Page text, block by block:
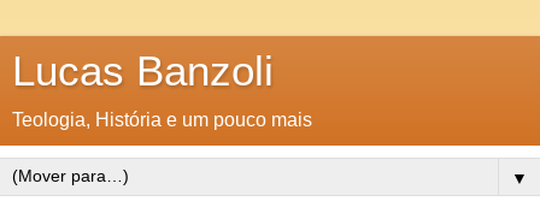
Lucas Banzoli
Teologia, História e um pouco mais
▼